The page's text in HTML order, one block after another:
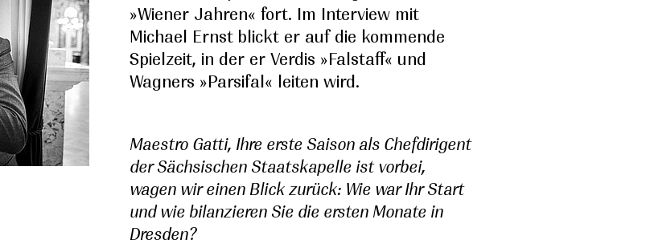
»Wiener Jahren« fort. Im Interview mit
Michael Ernst blickt er auf die kommende
Spielzeit, in der er Verdis »Falstaff« und
Wagners »Parsifal« leiten wird.
Maestro Gatti, Ihre erste Saison als Chefdirigent
der Sächsischen Staatskapelle ist vorbei,
wagen wir einen Blick zurück: Wie war Ihr Start
und wie bilanzieren Sie die ersten Monate in
Dresden?